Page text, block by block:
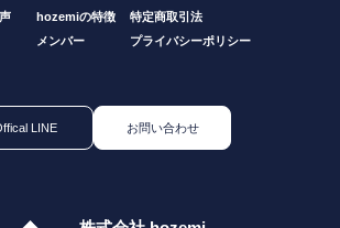
hozemiの特徴
メンバー
特定商取引法
プライバシーポリシー
LINE お問い合わせ